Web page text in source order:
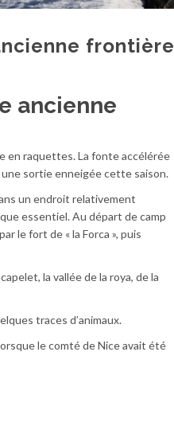
frontière
ancienne
en raquettes. La fonte accélérée
sortie enneigée cette saison.
un endroit relativement
essentiel. Au départ de camp
le fort de « la Forca », puis
la vallée de la roya, de la
traces d’animaux.
le comté de Nice avait été